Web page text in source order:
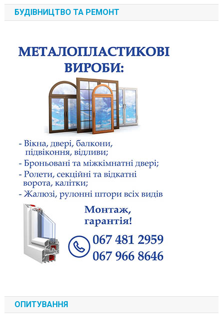
БУДІВНИЦТВО ТА РЕМОНТ
ОПИТУВАННЯ